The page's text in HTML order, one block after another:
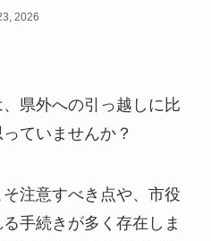
2026
県外への引っ越しに比
ていませんか？
注意すべき点や、市役
手続きが多く存在しま